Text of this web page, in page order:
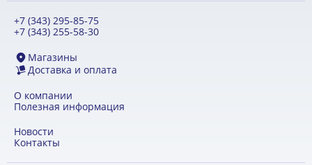
+7 (343) 295-85-75
+7 (343) 255-58-30
Магазины
Доставка и оплата
О компании
Полезная информация
Новости
Контакты